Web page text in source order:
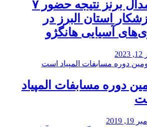
۲ مدال برنز نتیجه حضور ۷
استان البرز در
آسیایی هانگژو
دوره مسابفات المپیاد
2019